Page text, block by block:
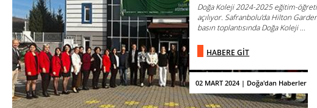
02 MART 2024 | Doğa'dan Haberler
Doğa Koleji 2024-2025 eğitim-
açılıyor. Safranbolu’da Hilton
basın toplantısında Doğa Koleji ...
HABERE GİT